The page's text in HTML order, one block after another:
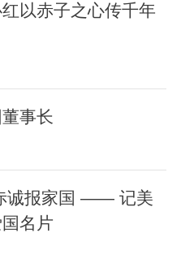
以赤子之心传千年
事长
诚报家国 —— 记美
名片